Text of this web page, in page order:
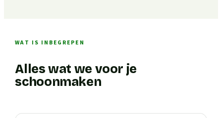
WAT IS INBEGREPEN
Alles wat we voor je
schoonmaken